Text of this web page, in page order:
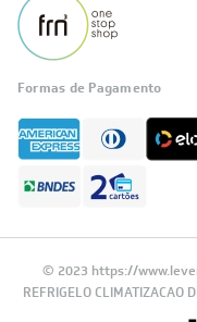
Formas de Pagamento
© 2023 https://
REFRIGELO CLIMATIZACAO